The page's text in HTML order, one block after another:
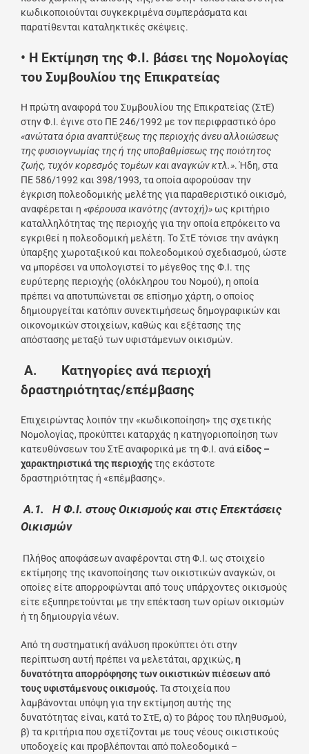
κωδικοποιούνται συγκεκριμένα συμπεράσματα και
παρατίθενται καταληκτικές σκέψεις.
• Η Εκτίμηση της Φ.Ι. βάσει της Νομολογίας
του Συμβουλίου της Επικρατείας
Η πρώτη αναφορά του Συμβουλίου της Επικρατείας (ΣτΕ)
στην Φ.Ι. έγινε στο ΠΕ 246/1992 με τον περιφραστικό όρο
«ανώτατα όρια αναπτύξεως της περιοχής άνευ αλλοιώσεως
της φυσιογνωμίας της ή της υποβαθμίσεως της ποιότητος
ζωής, τυχόν κορεσμός τομέων και αναγκών κτλ.». Ήδη, στα
ΠΕ 586/1992 και 398/1993, τα οποία αφορούσαν την
έγκριση πολεοδομικής μελέτης για παραθεριστικό οικισμό,
αναφέρεται η «φέρουσα ικανότης (αντοχή)»ως κριτήριο
καταλληλότητας της περιοχής για την οποία επρόκειτο να
εγκριθεί η πολεοδομική μελέτη. Το ΣτΕ τόνισε την ανάγκη
ύπαρξης χωροταξικού και πολεοδομικού σχεδιασμού, ώστε
να μπορέσει να υπολογιστεί το μέγεθος της Φ.Ι. της
ευρύτερης περιοχής (ολόκληρου του Νομού), η οποία
πρέπει να αποτυπώνεται σε επίσημο χάρτη, ο οποίος
δημιουργείται κατόπιν συνεκτιμήσεως δημογραφικών και
οικονομικών στοιχείων, καθώς και εξέτασης της
απόστασης μεταξύ των υφιστάμενων οικισμών.
Α. Κατηγορίες ανά περιοχή
δραστηριότητας/επέμβασης
Επιχειρώντας λοιπόν την «κωδικοποίηση» της σχετικής
Νομολογίας, προκύπτει καταρχάς η κατηγοριοποίηση των
κατευθύνσεων του ΣτΕ αναφορικά με τη Φ.Ι. ανάείδος –
χαρακτηριστικά της περιοχήςτης εκάστοτε
δραστηριότητας ή «επέμβασης».
Α.1. Η Φ.Ι. στους Οικισμούς και στις Επεκτάσεις
Οικισμών
Πλήθος αποφάσεων αναφέρονται στη Φ.Ι. ως στοιχείο
εκτίμησης της ικανοποίησης των οικιστικών αναγκών, οι
οποίες είτε απορροφώνται από τους υπάρχοντες οικισμούς
είτε εξυπηρετούνται με την επέκταση των ορίων οικισμών
ή τη δημιουργία νέων.
Από τη συστηματική ανάλυση προκύπτει ότι στην
περίπτωση αυτή πρέπει να μελετάται, αρχικώς, η
δυνατότητα απορρόφησης των οικιστικών πιέσεων από
τους υφιστάμενους οικισμούς. Τα στοιχεία που
λαμβάνονται υπόψη για την εκτίμηση αυτής της
δυνατότητας είναι, κατά το ΣτΕ, α) το βάρος του πληθυσμού,
β) τα κριτήρια που σχετίζονται με τους νέους οικιστικούς
υποδοχείς και προβλέπονται από πολεοδομικά –